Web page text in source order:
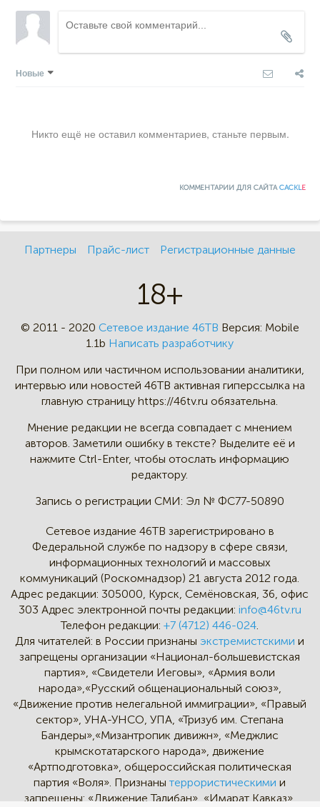
Новые
Никто ещё не оставил комментариев, станьте первым.
КОММЕНТАРИИ ДЛЯ САЙТАCACKLE
Партнеры Прайс-лист Регистрационные данные
18+
© 2011 - 2020 Сетевое издание 46ТВ Версия: Mobile
1.1b Написать разработчику
При полном или частичном использовании аналитики,
интервью или новостей 46TB активная гиперссылка на
главную страницу https://46tv.ru обязательна.
Мнение редакции не всегда совпадает с мнением
авторов. Заметили ошибку в тексте? Выделите её и
нажмите Ctrl-Enter, чтобы отослать информацию
редактору.
Запись о регистрации СМИ: Эл № ФС77-50890
Сетевое издание 46ТВ зарегистрировано в
Федеральной службе по надзору в сфере связи,
информационных технологий и массовых
коммуникаций (Роскомнадзор) 21 августа 2012 года.
Адрес редакции: 305000, Курск, Семёновская, 36, офис
303 Адрес электронной почты редакции: info@46tv.ru
Телефон редакции: +7 (4712) 446-024
Для читателей: в России признаныэкстремистскими и
запрещены организации «Национал-большевистская
партия», «Свидетели Иеговы», «Армия воли
народа»,«Русский общенациональный союз»,
«Движение против нелегальной иммиграции», «Правый
сектор», УНА-УНСО, УПА, «Тризуб им. Степана
Бандеры»,«Мизантропик дивижн», «Меджлис
крымскотатарского народа», движение
«Артподготовка», общероссийская политическая
партия «Воля». Признанытеррористическими и
запрещены: «Движение Талибан», «Имарат Кавказ»,